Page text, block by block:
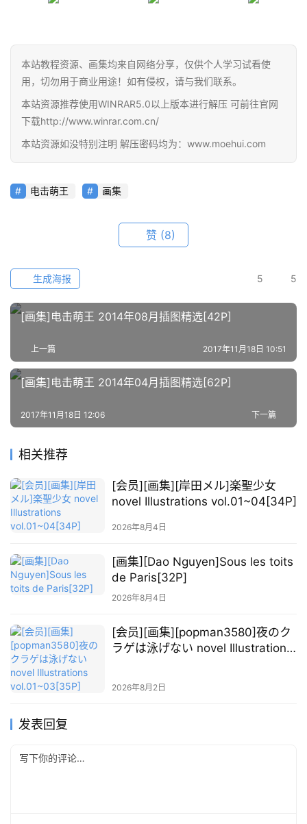
首
页
在
会
员
资
公
开
材
图
例
素
材
绘
图
库
关
于
本
站
本站教程资源、画集均来自网络分享，仅供个人学习试看使
用，切勿用于商业用途！如有侵权，请与我们联系。
本站资源推荐使用WINRAR5.0以上版本进行解压 可前往官网
下载http://www.winrar.com.cn/
本站资源如没特别注明 解压密码均为：www.moehui.com
电击萌王 画集
赞 (8)
5 5
生成海报
[画集]电击萌王 2014年08月插图精选[42P]
上一篇 2017年11月18日 10:51
[画集]电击萌王 2014年04月插图精选[62P]
下一篇
2017年11月18日 12:06
相关推荐
[会员][画集][岸田メル]楽聖少女
novel Illustrations vol.01~04[34P]
2026年8月4日
[画集][Dao Nguyen]Sous les toits
de Paris[32P]
2026年8月4日
[会员][画集][popman3580]夜のク
ラゲは泳げない novel Illustrations
2026年8月2日
发表回复